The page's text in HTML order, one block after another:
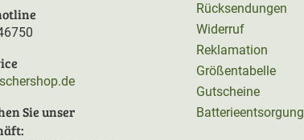
Sie unser
Rücksendungen
Widerruf
Reklamation
Größentabelle
Gutscheine
Batterieentsorgung